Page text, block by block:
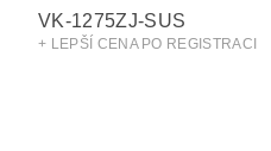
VK-1275ZJ-SUS
+ LEPŠÍ CENA PO REGISTRACI